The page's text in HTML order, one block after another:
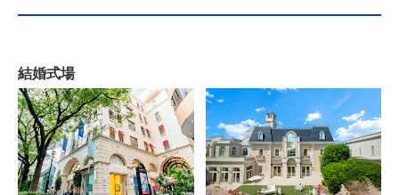
結婚式場